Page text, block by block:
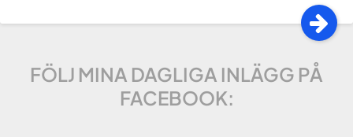
FÖLJ MINA DAGLIGA INLÄGG PÅ
FACEBOOK: